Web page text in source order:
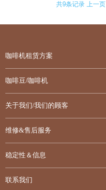
共9条记录 上一页
咖啡机租赁方案
咖啡豆/咖啡机
关于我们/我们的顾客
维修&售后服务
稳定性＆信息
联系我们